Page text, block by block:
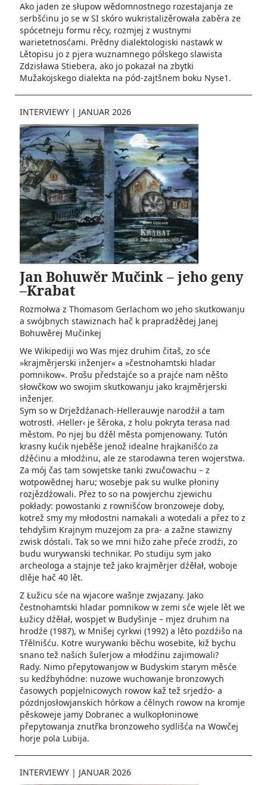
Ako jaden ze słupow wědomnostnego rozestajanja ze
serbšćinu jo se w SI skóro wukristalizěrowała zaběra ze
spócetneju formu rěcy, rozmjej z wustnymi
warietetnosćami. Prědny dialektologiski nastawk w
Lětopisu jo z pjera wuznamnego pólskego slawista
Zdzisława Stiebera, ako jo pokazał na zbytki
Mužakojskego dialekta na pód-zajtšnem boku Nyse1.
INTERVIEWY | JANUAR 2026
Jan Bohuwěr Mučink – jeho geny
–Krabat
Rozmołwa z Thomasom Gerlachom wo jeho skutkowanju
a swójbnych stawiznach hač k prapradźědej Janej
Bohuwěrej Mučinkej
We Wikipediji wo Was mjez druhim čitaš, zo sće
»krajměrjerski inženjer« a »čestnohamtski hladar
pomnikow«. Prošu předstajće so a prajće nam něšto
słowčkow wo swojim skutkowanju jako­ krajměrjerski
inženjer.
Sym so w Drježdźanach-Hellerauwje narodźił a tam
wotrostł. ›Heller‹ je šěroka, z holu pokryta terasa nad
městom. Po njej bu dźěl města pomjenowany. Tutón
krasny kućik njeběše jenož idealne hrajkanišćo za
dźěćinu a młodźinu, ale ze starodawna teren wojerstwa.
Za mój čas tam sowjetske tanki zwučowachu – z
wotpowědnej haru; wosebje pak su wulke płoniny
rozjězdźowali. Přez to so na powjerchu zjewichu
pokłady: powostanki z rownišćow bronzoweje doby,
kotrež smy my młodostni namakali a wotedali a přez to z
tehdyšim Krajnym muzejom za pra- a zažne stawizny
zwisk dóstali. Tak so we mni hižo zahe přeće zrodźi, zo
budu wurywanski technikar. Po studiju sym jako
archeologa a stajnje tež jako krajměrjer dźěłał, woboje
dlěje hač 40 lět.
Z Łužicu sće na wjacore wašnje zwjazany. Jako
čestnohamtski hladar pomnikow w zemi sće wjele lět we
Łužicy dźěłał, wospjet w Budyšinje – mjez druhim na
hrodźe (1987), w Mnišej cyrkwi (1992) a lěto poz­dźišo na
Třělnišću. Kotre wurywanki běchu wosebite, kiž bychu
snano tež našich šulerjow a młodźinu zaji­mowali?
Rady. Nimo přepytowanjow w Budyskim starym měsće
su kedźbyhódne: nuzowe wuchowanje bronzowych
časowych popjelnicowych rowow kaž tež srjedźo- a
pózdnjosłowjanskich hórkow a ćělnych rowow na kromje
pěskoweje jamy Dobranec a wulkopłoninowe
přepytowanja znutřka bronzoweho sydlišća na Wowčej
horje pola Lubija.
INTERVIEWY | JANUAR 2026